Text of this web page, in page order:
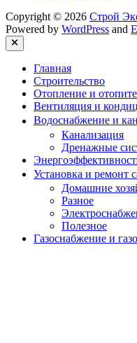
Copyright © 2026 Строй
Powered by WordPress and
Close
Главная
Строительство
Отопление и
Вентиляция и
Водоснабжение и
Канализация
Дренажные
Установка и ремонт
Домашние
Разное
Полезное
Газоснабжение и